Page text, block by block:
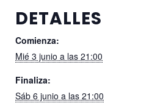
DETALLES
Comienza:
Mié 3 junio a las 21:00
Finaliza:
Sáb 6 junio a las 21:00